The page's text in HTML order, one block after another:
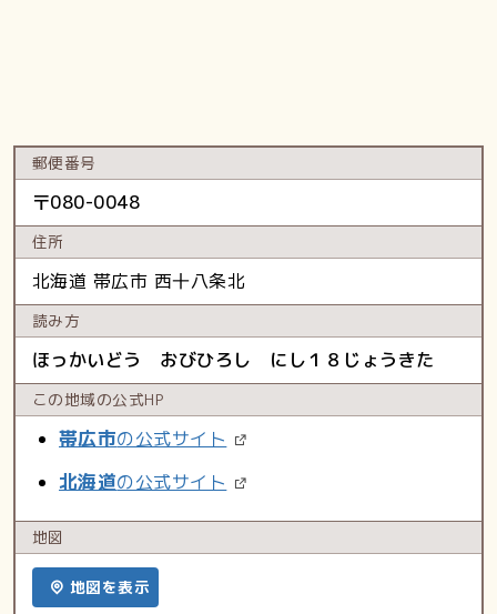
郵便番号
〒080-0048
住所
北海道 帯広市 西十八条北
読み方
ほっかいどう おびひろし にし１８じょうきた
この地域の公式HP
帯広市の公式サイト
北海道の公式サイト
地図
地図を表示